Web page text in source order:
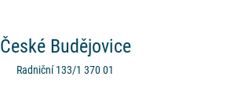
České Budějovice
Radniční 133/1 370 01